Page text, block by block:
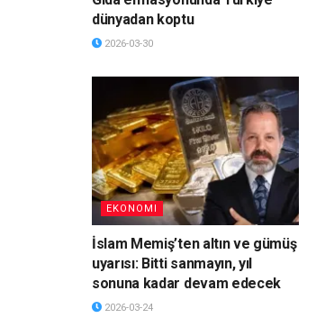
dünyadan koptu
2026-03-30
EKONOMI
İslam Memiş’ten altın ve gümüş
uyarısı: Bitti sanmayın, yıl
sonuna kadar devam edecek
2026-03-24